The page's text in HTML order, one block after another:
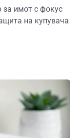
за имот с фокус
на купувача